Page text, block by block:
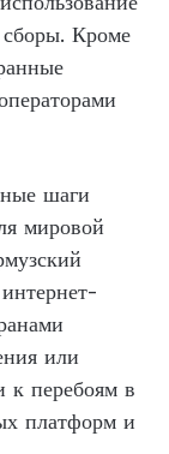
сборы. Кроме
шаги
мировой
или
к перебоям в
платформ и